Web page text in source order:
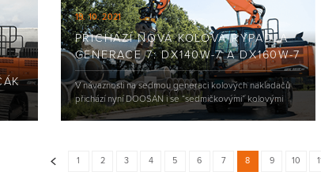
19. 10. 2021
PŘICHÁZÍ NOVÁ KOLOVÁ RYPADLA
GENERACE 7: DX140W-7 A DX160W-7
V návaznosti na sedmou generaci kolových nakladačů
přichází nyní DOOSAN i se “sedmičkovými” kolovými
rypadly. Nové modely strojů DX140W-7 a...
1 2 3 4 5 6 7 8 9 10